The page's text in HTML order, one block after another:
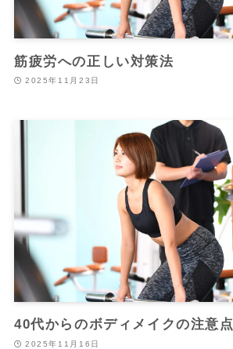
筋疲労への正しい対策法
2025年11月23日
40代からのボディメイクの注意点
2025年11月16日